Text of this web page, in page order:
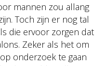
mannen zou allang
Toch zijn er nog tal
die ervoor zorgen dat
Zeker als het om
onderzoek te gaan